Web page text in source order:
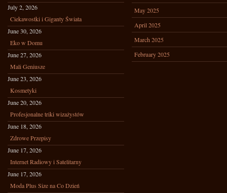
July 2, 2026
Ciekawostki i Giganty Świata
June 30, 2026
Eko w Domu
June 27, 2026
Mali Geniusze
June 23, 2026
Kosmetyki
June 20, 2026
Profesjonalne triki wizażystów
June 18, 2026
Zdrowe Przepisy
June 17, 2026
Internet Radiowy i Satelitarny
June 17, 2026
Moda Plus Size na Co Dzień
May 2025
April 2025
March 2025
February 2025